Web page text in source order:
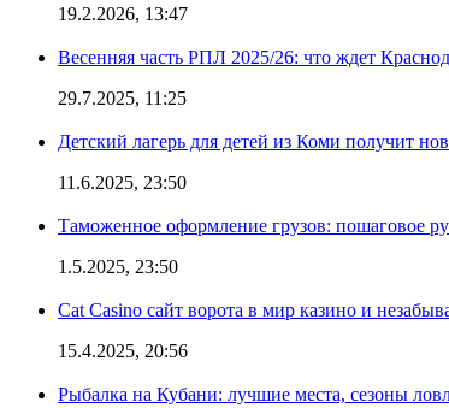
19.2.2026, 13:47
Весенняя часть РПЛ 2025/26: что ждет
29.7.2025, 11:25
Детский лагерь для детей из Коми получит
11.6.2025, 23:50
Таможенное оформление грузов: пошаговое
1.5.2025, 23:50
Cat Casino сайт ворота в мир казино и
15.4.2025, 20:56
Рыбалка на Кубани: лучшие места, сезоны